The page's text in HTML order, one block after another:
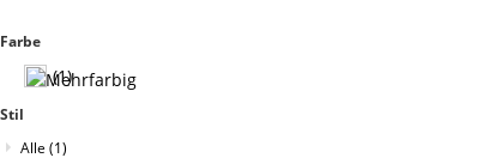
Farbe
(1)
Stil
Alle (1)